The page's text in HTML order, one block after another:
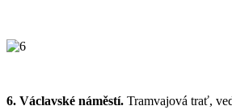
6. Václavské náměstí. Tramvajová trať,